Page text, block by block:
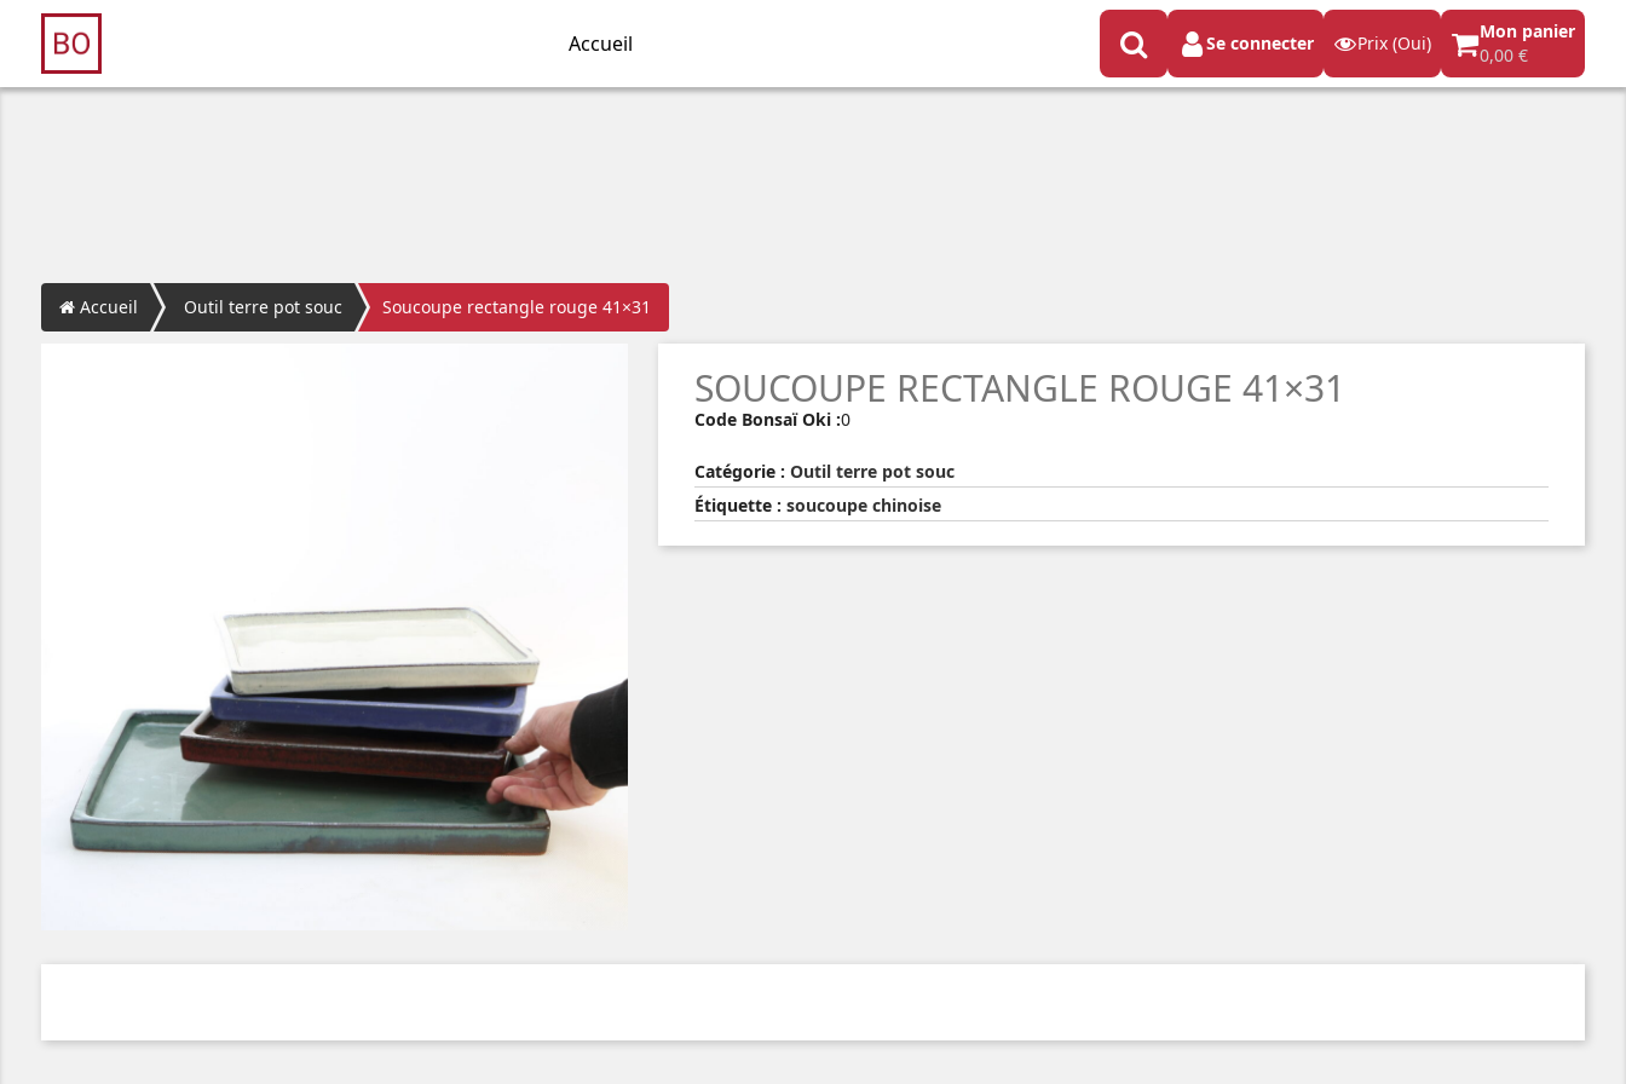
Accueil Se connecter Prix (Oui)
Mon panier
0,00 €
Accueil Outil terre pot souc Soucoupe rectangle rouge 41×31
SOUCOUPE RECTANGLE ROUGE 41×31
Code Bonsaï Oki :0
Catégorie :Outil terre pot souc
Étiquette :soucoupe chinoise